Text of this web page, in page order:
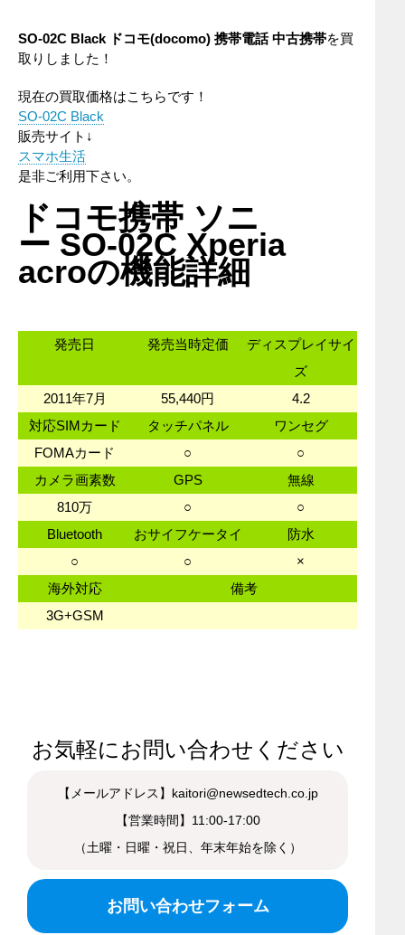
SO-02C Black ドコモ(docomo) 携帯電話 中古携帯を買
取りしました！
現在の買取価格はこちらです！
SO-02C Black
販売サイト↓
スマホ生活
是非ご利用下さい。
ドコモ携帯 ソニ
ー SO-02C Xperia
acroの機能詳細
発売日 発売当時定価
ディスプレイサイ
ズ
2011年7月
55,440円
4.2
対応SIMカード
タッチパネル
ワンセグ
FOMAカード
○
○
カメラ画素数
GPS
無線
810万
○
○
Bluetooth
おサイフケータイ
防水
○
○
×
海外対応
備考
3G+GSM
お気軽にお問い合わせください
【メールアドレス】kaitori@newsedtech.co.jp
【営業時間】11:00-17:00
（土曜・日曜・祝日、年末年始を除く）
お問い合わせフォーム